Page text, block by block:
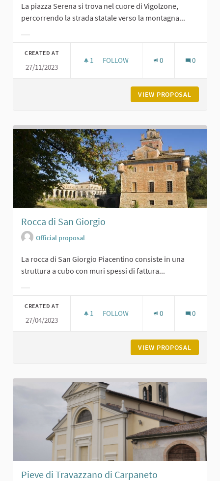
La piazza Serena si trova nel cuore di Vigolzone,
percorrendo la strada statale verso la montagna...
CREATED AT
27/11/2023
1 1 FOLLOWER
FOLLOW 0 0
VIEW PROPOSAL
Rocca di San Giorgio
Official proposal
La rocca di San Giorgio Piacentino consiste in una
struttura a cubo con muri spessi di fattura...
CREATED AT
27/04/2023
1 1 FOLLOWER
FOLLOW 0 0
VIEW PROPOSAL
Pieve di Travazzano di Carpaneto